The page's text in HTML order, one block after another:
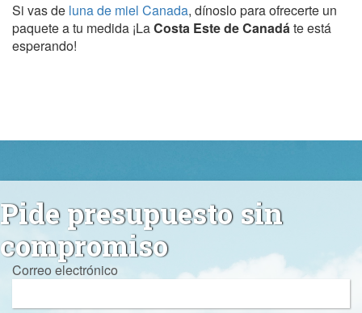
Si vas de luna de miel Canada, dínoslo para ofrecerte un
paquete a tu medida ¡LaCosta Este de Canadáte está
esperando!
Pide presupuesto sin
compromiso
Correo electrónico